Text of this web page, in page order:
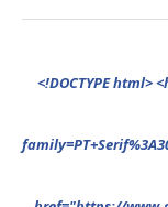
<!DOCTYPE html> <html lang="de-DE"> <head> <meta http-equiv="Content-Type" content="text/html; charset=UTF-8"/> <meta name="google-site-verification" content="cVGVUvWocm1gvSHxvrjHxzeA4oYlTAvZPb6G_EJBd1U" /> <!-- This website is powered by TYPO3 - inspiring people to share! TYPO3 is a free open source Content Management Framework initially